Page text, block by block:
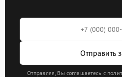
Отправить
Отправляя, Вы соглашаетесь с